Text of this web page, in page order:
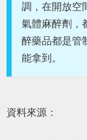
調，在開放空
氣體麻醉劑，
醉藥品都是管
能拿到。
資料來源：